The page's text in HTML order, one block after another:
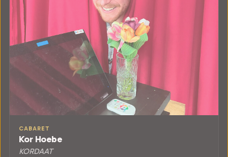
CABARET
Kor Hoebe
KORDAAT